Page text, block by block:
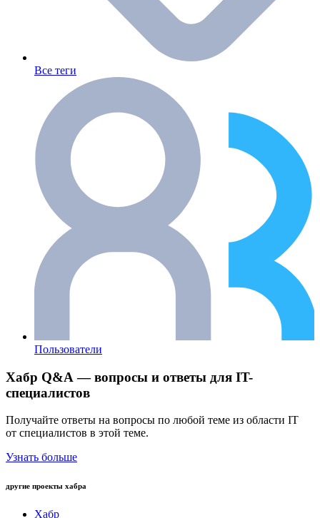
Все теги
Пользователи
Хабр Q&A — вопросы и ответы для IT-
специалистов
Получайте ответы на вопросы по любой теме из области IT
от специалистов в этой теме.
Узнать больше
другие проекты хабра
Хабр